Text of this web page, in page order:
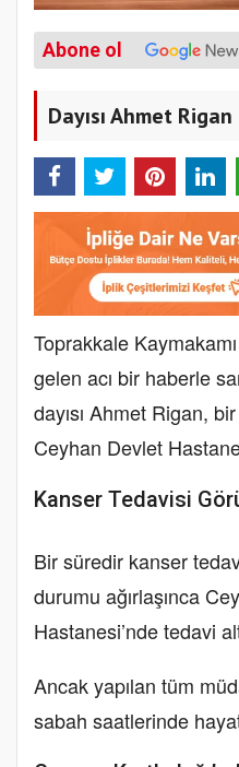
Abone ol
Dayısı Ahmet
Toprakkale
gelen acı bir haberle
dayısı Ahmet Rigan,
Ceyhan Devlet
Kanser Tedavisi
Bir süredir kanser
durumu ağırlaşınca
Hastanesi’nde tedavi
Ancak yapılan tüm
sabah saatlerinde